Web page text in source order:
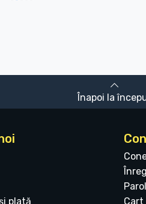
Înapoi la
plată
Cart